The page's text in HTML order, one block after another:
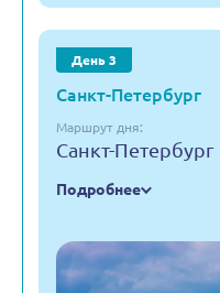
День 3
Санкт-Петербург
Маршрут дня:
Санкт-Петербург
Подробнее